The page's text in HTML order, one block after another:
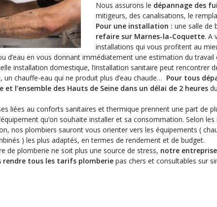
Nous assurons le dépannage des
mitigeurs, des canalisations, le
Pour une installation : une salle de
refaire sur Marnes-la-Coquette. A
installations qui vous profitent au
d’eau en vous donnant immédiatement une estimation du
installation domestique, l’installation sanitaire peut rencontrer
un chauffe-eau qui ne produit plus d’eau chaude… Pour tous
l’ensemble des Hauts de Seine dans un délai de 2 heures
liées au conforts sanitaires et thermique prennent une part de
qu’on souhaite installer et sa consommation. Selon
nos plombiers sauront vous orienter vers les équipements (
) les plus adaptés, en termes de rendement et de budget.
de plomberie ne soit plus une source de stress, notre
rendre tous les tarifs plomberie pas chers et consultables sur